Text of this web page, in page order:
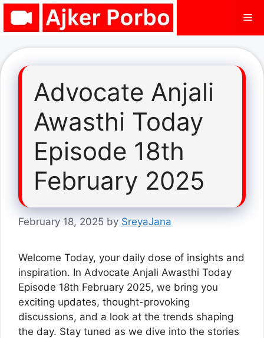
Skip
Advocate Anjali
Awasthi Today
Episode 18th
February 2025
February 18, 2025 by SreyaJana
Welcome Today, your daily dose of insights and
inspiration. In Advocate Anjali Awasthi Today
Episode 18th February 2025, we bring you
exciting updates, thought-provoking
discussions, and a look at the trends shaping
the day. Stay tuned as we dive into the stories